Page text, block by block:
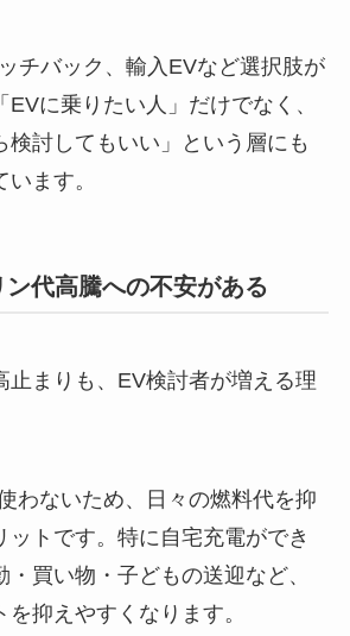
チバック、輸入EVなど選択肢が
に乗りたい人」だけでなく、
検討してもいい」という層にも
ます。
代高騰への不安がある
止まりも、EV検討者が増える理
わないため、日々の燃料代を抑
ットです。特に自宅充電ができ
・買い物・子どもの送迎など、
を抑えやすくなります。